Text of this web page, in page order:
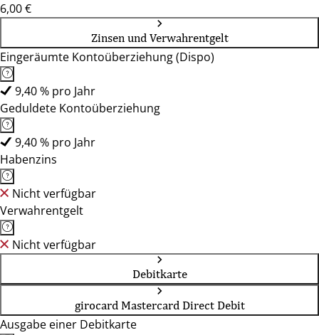
6,00 €
Zinsen und Verwahrentgelt
Eingeräumte Kontoüberziehung (Dispo)
9,40 % pro Jahr
Geduldete Kontoüberziehung
9,40 % pro Jahr
Habenzins
Nicht verfügbar
Verwahrentgelt
Nicht verfügbar
Debitkarte
girocard Mastercard Direct Debit
Ausgabe einer Debitkarte